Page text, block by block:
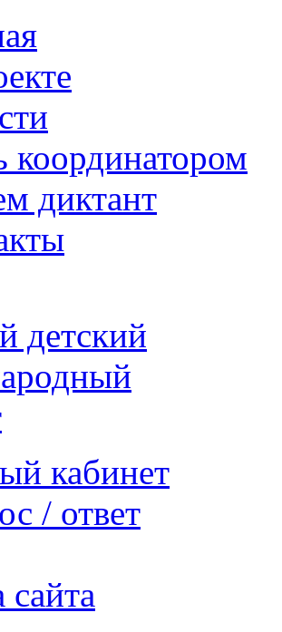
координатором
диктант
кабинет
/ ответ
сайта